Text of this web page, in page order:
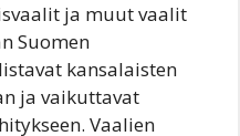
ja muut vaalit
Suomen
kansalaisten
ja vaikuttavat
Vaalien